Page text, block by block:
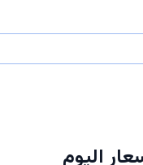
على أسعار اليوم